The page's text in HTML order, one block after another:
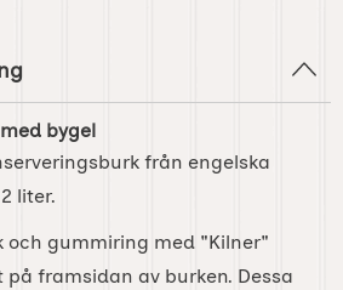
bygel
från engelska
liter.
och gummiring med "Kilner"
framsidan av burken. Dessa